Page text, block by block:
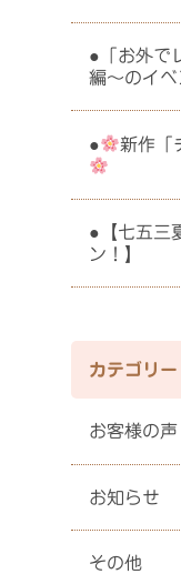
「お外で
編〜のイベ
新作「
【七五
ン！】
カテゴリー
お客様の声
お知らせ
その他